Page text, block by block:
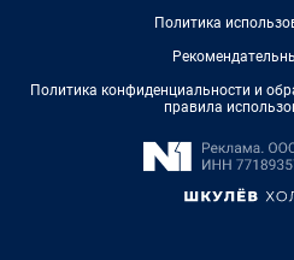
Политика
Политика конфиденциальности и
правила